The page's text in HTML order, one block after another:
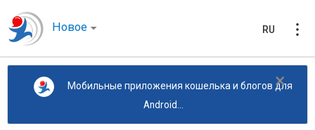
Новое RU
×
Мобильные приложения кошелька и блогов для
Android...